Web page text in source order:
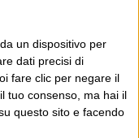
un dispositivo per
dati precisi di
fare clic per negare il
tuo consenso, ma hai il
questo sito e facendo